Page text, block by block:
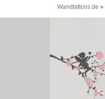
Wandtattoos.de »